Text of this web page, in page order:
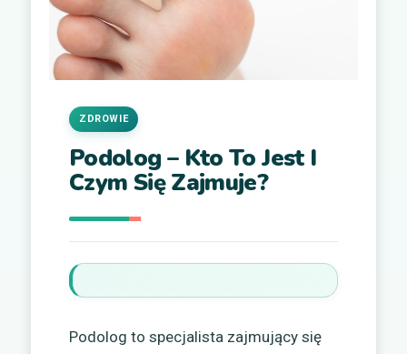
Podolog – Kto To Jest I
Czym Się Zajmuje?
ZDROWIE
Podolog to specjalista zajmujący się